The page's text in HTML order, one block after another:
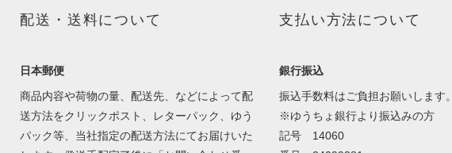
配送・送料について
日本郵便
商品内容や荷物の量、配送先、などによって配
送方法をクリックポスト、レターパック、ゆう
パック等、当社指定の配送方法にてお届けいた
支払い方法について
銀行振込
振込手数料はご負担お願いします。
※ゆうちょ銀行より振込みの方
記号 14060